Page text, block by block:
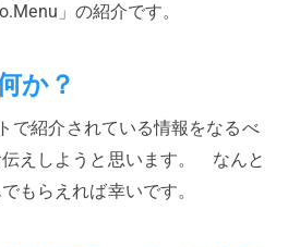
」の紹介です。
か？
で紹介されている情報をなるべ
伝えしようと思います。 なんと
もらえれば幸いです。